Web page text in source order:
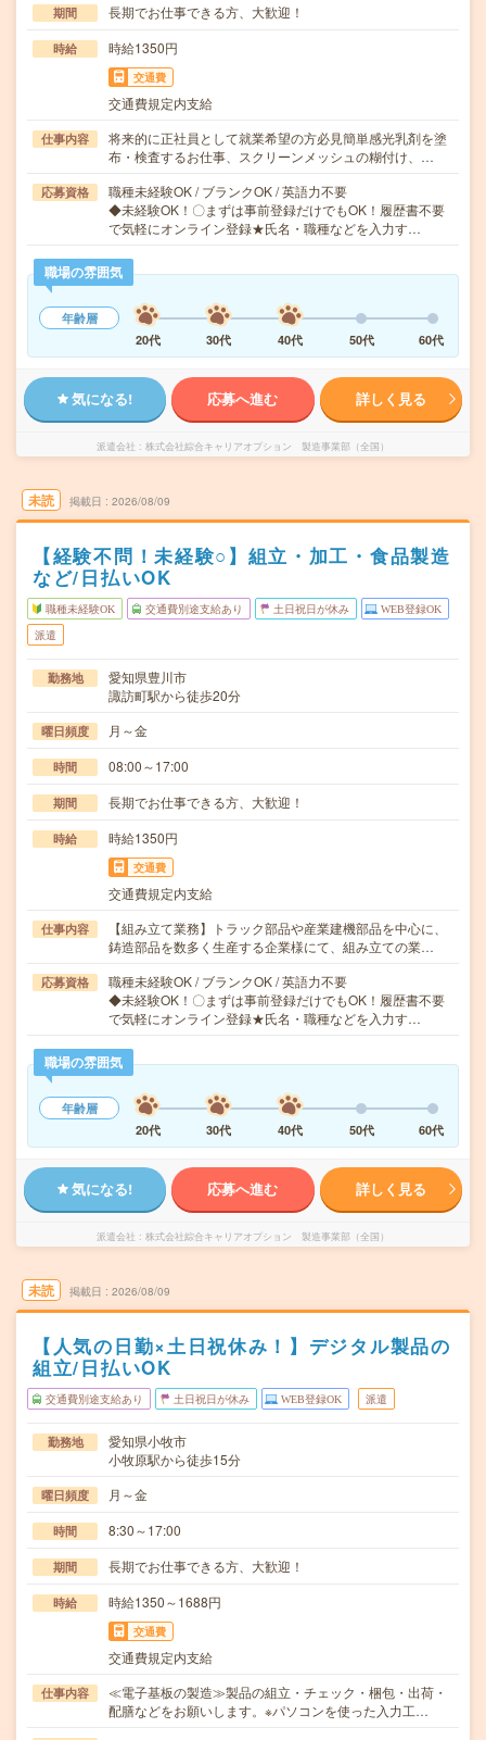
期間 長期でお仕事できる方、大歓迎！
時給 時給1350円
交通費
交通費規定内支給
仕事内容
将来的に正社員として就業希望の方必見簡単感光乳剤を塗
布・検査するお仕事、スクリーンメッシュの糊付け、…
応募資格
職種未経験OK / ブランクOK / 英語力不要
◆未経験OK！〇まずは事前登録だけでもOK！履歴書不要
で気軽にオンライン登録★氏名・職種などを入力す…
職場の雰囲気
年齢層
20代
30代 40代 50代 60代
気になる! 応募へ進む 詳しく見る
派遣会社 株式会社綜合キャリアオプション 製造事業部（全国）
未読 掲載日 2026/08/09
【経験不問！未経験○】組立・加工・食品製造
など/日払いOK
職種未経験OK 交通費別途支給あり 土日祝日が休み WEB登録OK
派遣
勤務地
愛知県豊川市
諏訪町駅から徒歩20分
曜日頻度 月～金
時間 08:00～17:00
期間 長期でお仕事できる方、大歓迎！
時給 時給1350円
交通費
交通費規定内支給
仕事内容
【組み立て業務】トラック部品や産業建機部品を中心に、
鋳造部品を数多く生産する企業様にて、組み立ての業…
応募資格
職種未経験OK / ブランクOK / 英語力不要
◆未経験OK！〇まずは事前登録だけでもOK！履歴書不要
で気軽にオンライン登録★氏名・職種などを入力す…
職場の雰囲気
年齢層
20代
30代 40代 50代 60代
気になる! 応募へ進む 詳しく見る
派遣会社 株式会社綜合キャリアオプション 製造事業部（全国）
未読 掲載日 2026/08/09
【人気の日勤×土日祝休み！】デジタル製品の
組立/日払いOK
交通費別途支給あり 土日祝日が休み WEB登録OK 派遣
勤務地
愛知県小牧市
小牧原駅から徒歩15分
曜日頻度 月～金
時間 8:30～17:00
期間 長期でお仕事できる方、大歓迎！
時給 時給1350～1688円
交通費
交通費規定内支給
仕事内容
≪電子基板の製造≫製品の組立・チェック・梱包・出荷・
配膳などをお願いします。※パソコンを使った入力工…